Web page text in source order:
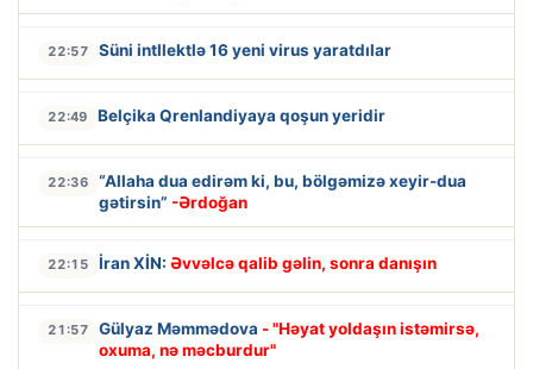
22:57 Süni intllektlə 16 yeni virus yaratdılar
22:49 Belçika Qrenlandiyaya qoşun yeridir
22:36
“Allaha dua edirəm ki, bu, bölgəmizə xeyir-dua
gətirsin” -Ərdoğan
22:15 İran XİN: Əvvəlcə qalib gəlin, sonra danışın
21:57 Gülyaz Məmmədova - "Həyat yoldaşın istəmirsə,
oxuma, nə məcburdur"